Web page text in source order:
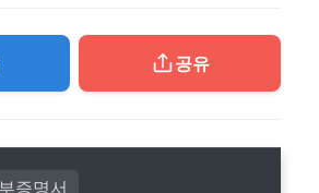
공유
증명서